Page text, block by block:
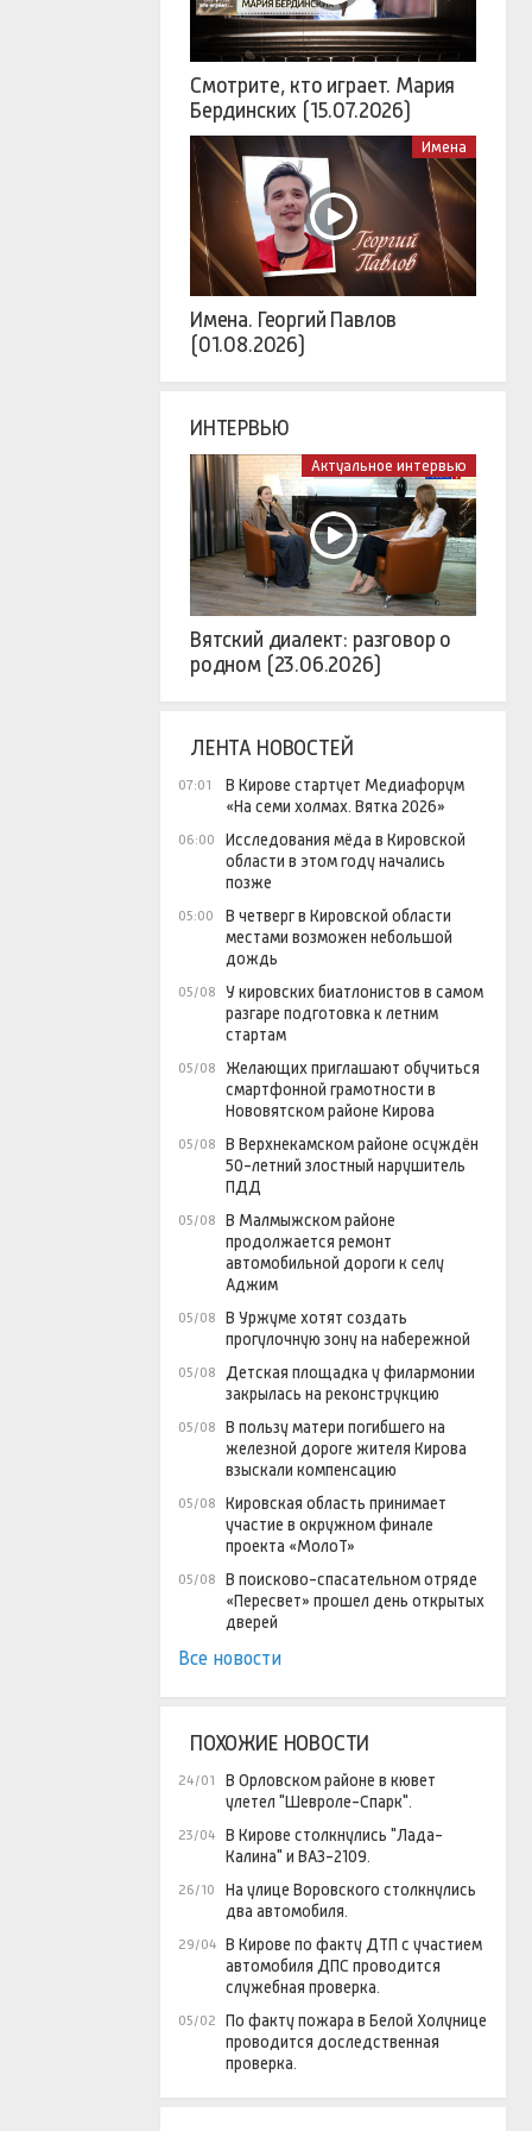
Смотрите, кто играет. Мария
Бердинских (15.07.2026)
Имена
Имена. Георгий Павлов
(01.08.2026)
ИНТЕРВЬЮ
Актуальное интервью
Вятский диалект: разговор о
родном (23.06.2026)
ЛЕНТА НОВОСТЕЙ
07:01
В Кирове стартует Медиафорум
«На семи холмах. Вятка 2026»
06:00
Исследования мёда в Кировской
области в этом году начались
позже
05:00
В четверг в Кировской области
местами возможен небольшой
дождь
05/08
У кировских биатлонистов в самом
разгаре подготовка к летним
стартам
05/08
Желающих приглашают обучиться
смартфонной грамотности в
Нововятском районе Кирова
05/08
В Верхнекамском районе осуждён
50-летний злостный нарушитель
ПДД
05/08
В Малмыжском районе
продолжается ремонт
автомобильной дороги к селу
Аджим
05/08
В Уржуме хотят создать
прогулочную зону на набережной
05/08
Детская площадка у филармонии
закрылась на реконструкцию
05/08
В пользу матери погибшего на
железной дороге жителя Кирова
взыскали компенсацию
05/08
Кировская область принимает
участие в окружном финале
проекта «МолоТ»
05/08
В поисково-спасательном отряде
«Пересвет» прошел день открытых
дверей
Все новости
ПОХОЖИЕ НОВОСТИ
24/01
В Орловском районе в кювет
улетел "Шевроле-Спарк".
23/04
В Кирове столкнулись "Лада-
Калина" и ВАЗ-2109.
26/10
На улице Воровского столкнулись
два автомобиля.
29/04 В Кирове по факту ДТП c участием
автомобиля ДПС проводится
служебная проверка.
05/02
По факту пожара в Белой Холунице
проводится доследственная
проверка.